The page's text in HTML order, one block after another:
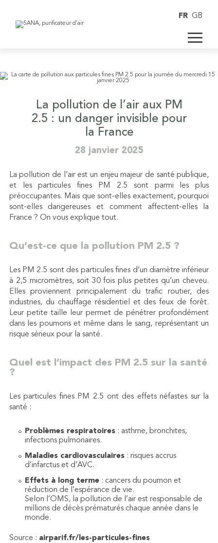
FR GB
La pollution de l’air aux PM
2.5 : un danger invisible pour
la France
28 janvier 2025
La pollution de l’air est un enjeu majeur de santé publique,
et les particules fines PM 2.5 sont parmi les plus
préoccupantes. Mais que sont-elles exactement, pourquoi
sont-elles dangereuses et comment affectent-elles la
France ? On vous explique tout.
Qu’est-ce que la pollution PM 2.5 ?
Les PM 2.5 sont des particules fines d’un diamètre inférieur
à 2,5 micromètres, soit 30 fois plus petites qu’un cheveu.
Elles proviennent principalement du trafic routier, des
industries, du chauffage résidentiel et des feux de forêt.
Leur petite taille leur permet de pénétrer profondément
dans les poumons et même dans le sang, représentant un
risque sérieux pour la santé.
Quel est l’impact des PM 2.5 sur la santé
?
Les particules fines PM 2.5 ont des effets néfastes sur la
santé :
Problèmes respiratoires: asthme, bronchites,
infections pulmonaires.
Maladies cardiovasculaires: risques accrus
d’infarctus et d’AVC.
Effets à long terme: cancers du poumon et
réduction de l’espérance de vie.
Selon l’OMS, la pollution de l’air est responsable de
millions de décès prématurés chaque année dans le
monde.
Source : airparif.fr/les-particules-fines